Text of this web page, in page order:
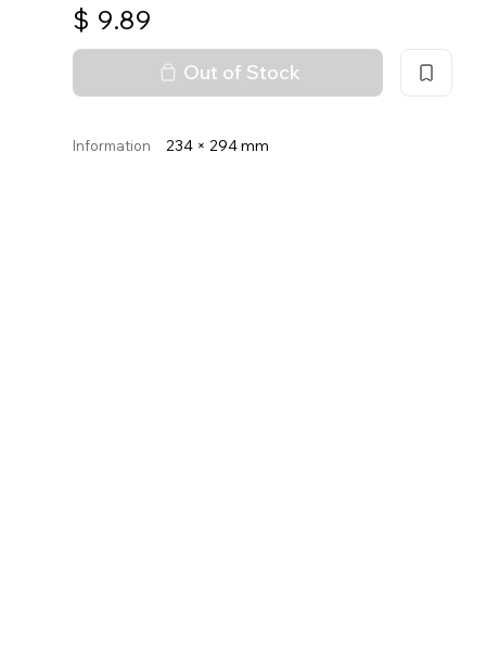
$ 9.89
Out of Stock
Information 234 × 294 mm